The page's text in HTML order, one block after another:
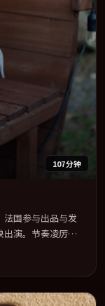
107分钟
法国参与出品与发
演。节奏凌厉，
在内地院线及主流
合喜欢强情节与人